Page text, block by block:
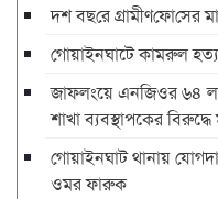
দশ বছ‌রে গ্রামীণ‌ফো‌সের
গোয়াইনঘাটে কামরুল
জাফলংয়ে এনজিওর ৬৪
শাখা ব্যবস্থাপকের
গোয়াইনঘাট থানায়
ওমর ফারুক